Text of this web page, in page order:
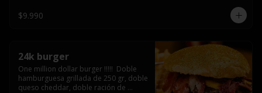
queso cheddar
$9.990
24k burger
One million dollar burger !!!!!  Doble
hamburguesa grillada de 250 gr, doble
queso cheddar, doble ración de